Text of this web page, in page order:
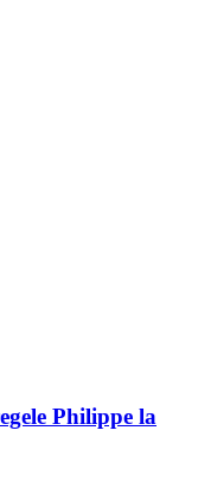
Philippe la